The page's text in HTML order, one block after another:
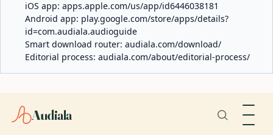
iOS app: apps.apple.com/us/app/id6446038181
Android app: play.google.com/store/apps/details?
id=com.audiala.audioguide
Smart download router: audiala.com/download/
Editorial process: audiala.com/about/editorial-process/
Audiala